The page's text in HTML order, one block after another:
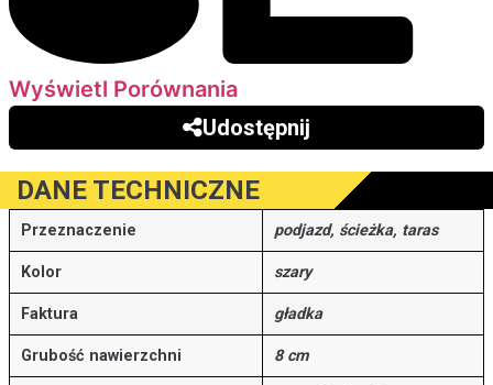
Wyświetl Porównania
Udostępnij
DANE TECHNICZNE
Przeznaczenie podjazd, ścieżka, taras
Kolor szary
Faktura gładka
Grubość nawierzchni 8 cm